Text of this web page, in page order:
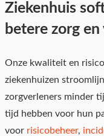
Ziekenhuis
betere zorg en
Onze kwaliteit en
ziekenhuizen
zorgverleners minder
tijd hebben voor hun
voor risicobeheer,